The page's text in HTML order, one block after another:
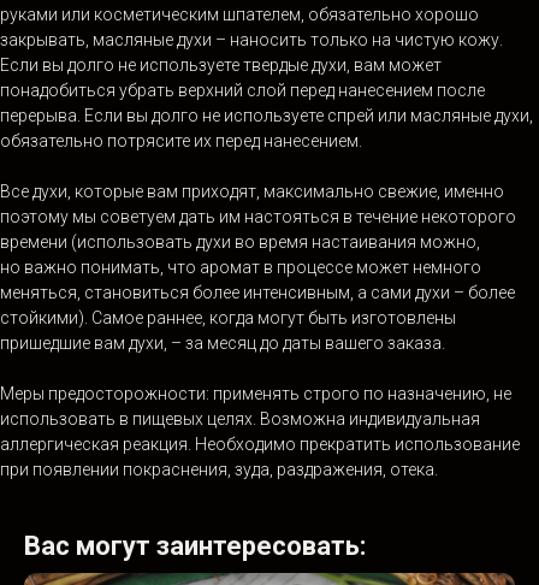
руками или косметическим шпателем, обязательно хорошо
закрывать, масляные духи – наносить только на чистую кожу.
Если вы долго не используете твердые духи, вам может
понадобиться убрать верхний слой перед нанесением после
перерыва. Если вы долго не используете спрей или масляные духи,
обязательно потрясите их перед нанесением.
Все духи, которые вам приходят, максимально свежие, именно
поэтому мы советуем дать им настояться в течение некоторого
времени (использовать духи во время настаивания можно,
но важно понимать, что аромат в процессе может немного
меняться, становиться более интенсивным, а сами духи – более
стойкими). Самое раннее, когда могут быть изготовлены
пришедшие вам духи, – за месяц до даты вашего заказа.
Меры предосторожности: применять строго по назначению, не
использовать в пищевых целях. Возможна индивидуальная
аллергическая реакция. Необходимо прекратить использование
при появлении покраснения, зуда, раздражения, отека.
Вас могут заинтересовать: